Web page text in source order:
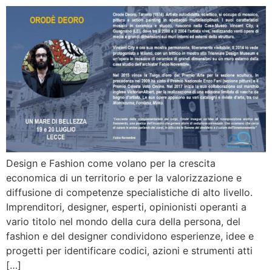
Design e Fashion come volano per la crescita
economica di un territorio e per la valorizzazione e
diffusione di competenze specialistiche di alto livello.
Imprenditori, designer, esperti, opinionisti operanti a
vario titolo nel mondo della cura della persona, del
fashion e del designer condividono esperienze, idee e
progetti per identificare codici, azioni e strumenti atti
[…]